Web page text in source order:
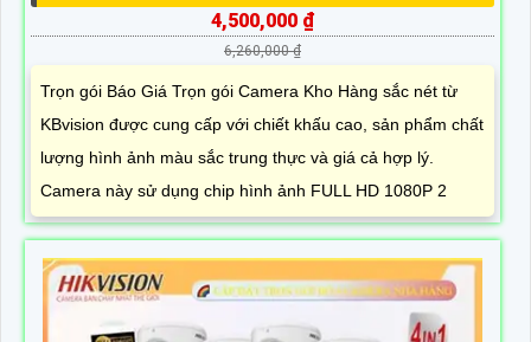
4,500,000 ₫
6,260,000 ₫
Trọn gói Báo Giá Trọn gói Camera Kho Hàng sắc nét từ
KBvision được cung cấp với chiết khấu cao, sản phẩm chất
lượng hình ảnh màu sắc trung thực và giá cả hợp lý.
Camera này sử dụng chip hình ảnh FULL HD 1080P 2